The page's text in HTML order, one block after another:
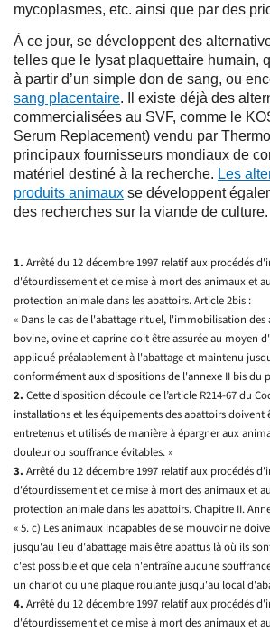
mycoplasmes, etc. ainsi que par des
À ce jour, se développent des
telles que le lysat plaquettaire humain,
à partir d’un simple don de sang, ou
sang placentaire. Il existe déjà des
commercialisées au SVF, comme le
Serum Replacement) vendu par
principaux fournisseurs mondiaux de
matériel destiné à la recherche. Les
produits animaux se développent
des recherches sur la viande de culture.
1. Arrêté du 12 décembre 1997 relatif aux procédés
d'étourdissement et de mise à mort des animaux et
protection animale dans les abattoirs. Article 2bis :
« Dans le cas de l'abattage rituel, l'immobilisation des
bovine, ovine et caprine doit être assurée au moyen
appliqué préalablement à l'abattage et maintenu
conformément aux dispositions de l'annexe II bis du
2. Cette disposition découle de l’article R214-67 du
installations et les équipements des abattoirs doivent
entretenus et utilisés de manière à épargner aux
douleur ou souffrance évitables. »
3. Arrêté du 12 décembre 1997 relatif aux procédés
d'étourdissement et de mise à mort des animaux et
protection animale dans les abattoirs. Chapitre II.
« 5. c) Les animaux incapables de se mouvoir ne
jusqu'au lieu d'abattage mais être abattus là où ils
c'est possible et que cela n'entraîne aucune
un chariot ou une plaque roulante jusqu'au local
4. Arrêté du 12 décembre 1997 relatif aux procédés
d'étourdissement et de mise à mort des animaux et